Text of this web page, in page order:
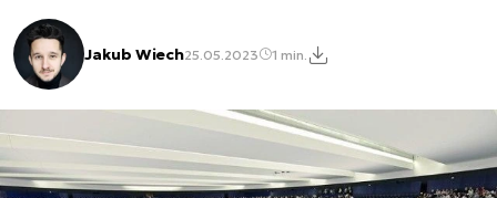
Jakub Wiech25.05.2023 1 min.